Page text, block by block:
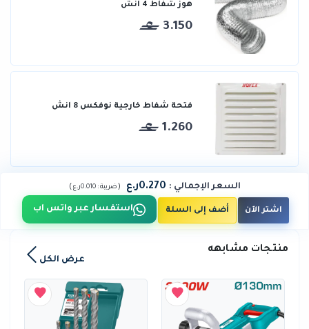
هوز شفاط 4 انش
3.150
فتحة شفاط خارجية نوفكس 8 انش
1.260
السعر الإجمالي : 0.270ر.ع (ضريبة :0.010ر.ع )
اشتر الآن أضف إلى السلة استفسار عبر واتس اب
منتجات مشابهه
عرض الكل